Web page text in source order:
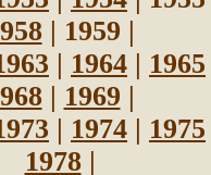
| 1959 |
| 1964 | 1965
| 1969 |
| 1974 | 1975
1978 |